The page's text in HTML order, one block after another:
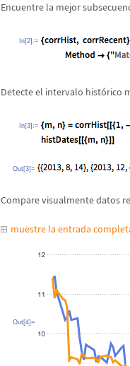
Encuentre la mejor
In[2]:=
Detecte el intervalo histórico
In[3]:=
Out[3]=
Compare visualmente datos
muestre la entrada
Out[4]=